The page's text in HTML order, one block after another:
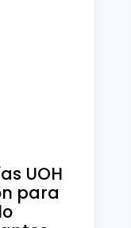
UOH
para